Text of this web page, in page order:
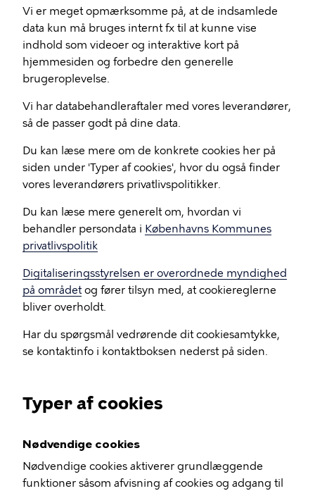
Vi er meget opmærksomme på, at de indsamlede
data kun må bruges internt fx til at kunne vise
indhold som videoer og interaktive kort på
hjemmesiden og forbedre den generelle
brugeroplevelse.
Vi har databehandleraftaler med vores leverandører,
så de passer godt på dine data.
Du kan læse mere om de konkrete cookies her på
siden under 'Typer af cookies', hvor du også finder
vores leverandørers privatlivspolitikker.
Du kan læse mere generelt om, hvordan vi
behandler persondata i Københavns Kommunes
privatlivspolitik
Digitaliseringsstyrelsen er overordnede myndighed
på områdetog fører tilsyn med, at cookiereglerne
bliver overholdt.
Har du spørgsmål vedrørende dit cookiesamtykke,
se kontaktinfo i kontaktboksen nederst på siden.
Typer af cookies
Nødvendige cookies
Nødvendige cookies aktiverer grundlæggende
funktioner såsom afvisning af cookies og adgang til